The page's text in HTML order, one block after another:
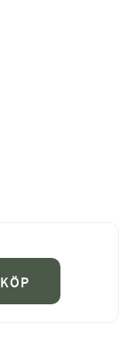
KÖP